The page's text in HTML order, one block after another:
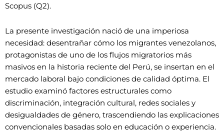
Scopus (Q2).
La presente investigación nació de una imperiosa
necesidad: desentrañar cómo los migrantes venezolanos,
protagonistas de uno de los flujos migratorios más
masivos en la historia reciente del Perú, se insertan en el
mercado laboral bajo condiciones de calidad óptima. El
estudio examinó factores estructurales como
discriminación, integración cultural, redes sociales y
desigualdades de género, trascendiendo las explicaciones
convencionales basadas solo en educación o experiencia.